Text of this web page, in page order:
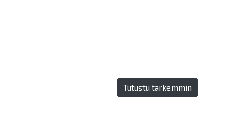
Tutustu tarkemmin